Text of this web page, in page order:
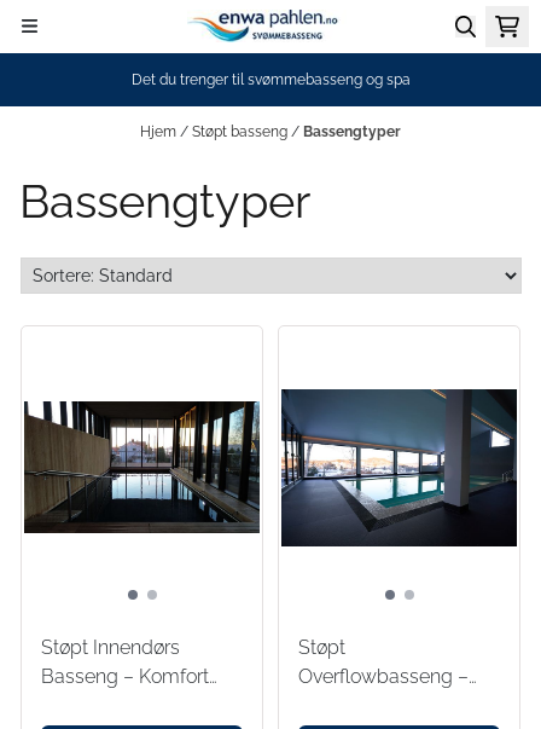
Hopp til innhold
Det du trenger til svømmebasseng og spa
Hjem / Støpt basseng / Bassengtyper
Bassengtyper
Støpt Innendørs
Basseng – Komfort
Støpt
Overflowbasseng –